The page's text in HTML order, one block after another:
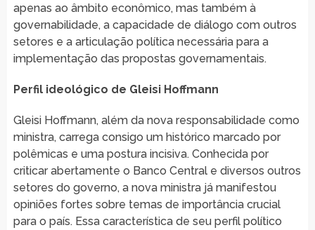
apenas ao âmbito econômico, mas também à
governabilidade, a capacidade de diálogo com outros
setores e a articulação política necessária para a
implementação das propostas governamentais.
Perfil ideológico de Gleisi Hoffmann
Gleisi Hoffmann, além da nova responsabilidade como
ministra, carrega consigo um histórico marcado por
polêmicas e uma postura incisiva. Conhecida por
criticar abertamente o Banco Central e diversos outros
setores do governo, a nova ministra já manifestou
opiniões fortes sobre temas de importância crucial
para o país. Essa característica de seu perfil político